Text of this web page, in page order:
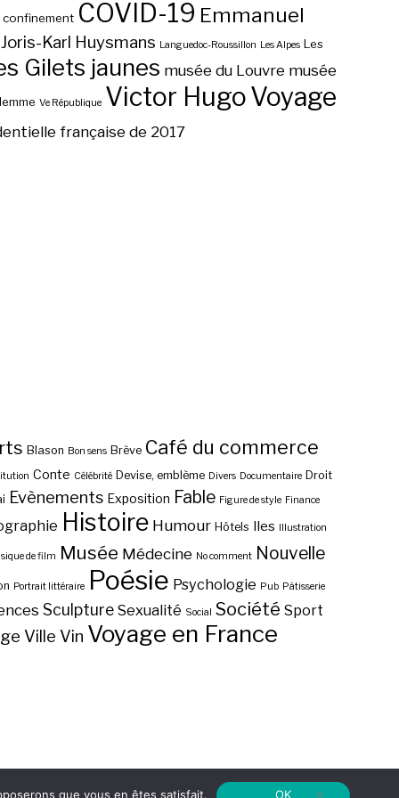
confinement COVID-19 Emmanuel
Joris-Karl Huysmans Languedoc-Roussillon Les Alpes Les
Gilets jaunes musée du Louvre musée
Ve République Victor HugoVoyage
française de 2017
Blason Bon sens Brève Café du commerce
Conte Célébrité Devise, emblème Divers Documentaire Droit
Evènements Exposition Fable Figure de style Finance
Histoire Humour Hôtels Iles Illustration
de film Musée Médecine No comment Nouvelle
Portrait littéraire Poésie Psychologie Pub Pâtisserie
Sculpture Sexualité Social Société Sport
Ville Vin Voyage en France
que vous en êtes satisfait. OK